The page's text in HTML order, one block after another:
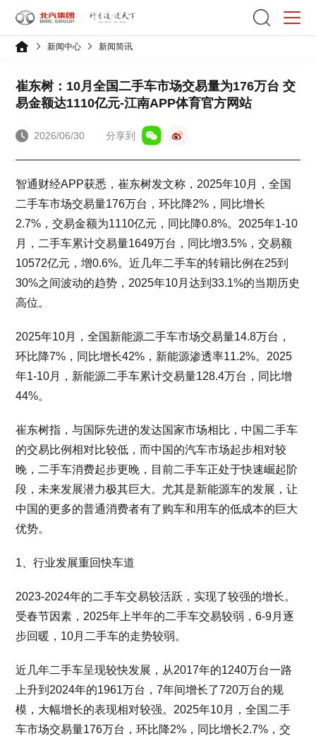
新闻中心 新闻简讯
崔东树：10月全国二手车市场交易量为176万台 交
易金额达1110亿元-江南APP体育官方网站
2026/06/30 分享到
智通财经APP获悉，崔东树发文称，2025年10月，全国
二手车市场交易量176万台，环比降2%，同比增长
2.7%，交易金额为1110亿元，同比降0.8%。2025年1-10
月，二手车累计交易量1649万台，同比增3.5%，交易额
10572亿元，增0.6%。近几年二手车的转籍比例在25到
30%之间波动的趋势，2025年10月达到33.1%的当期历史
高位。
2025年10月，全国新能源二手车市场交易量14.8万台，
环比降7%，同比增长42%，新能源渗透率11.2%。2025
年1-10月，新能源二手车累计交易量128.4万台，同比增
44%。
崔东树指，与国际先进的发达国家市场相比，中国二手车
的交易比例相对比较低，而中国的汽车市场起步相对较
晚，二手车消费起步更晚，目前二手车正处于快速崛起阶
段，未来发展潜力极其巨大。尤其是新能源车的发展，让
中国的更多的普通消费者有了购车和用车的低成本的巨大
优势。
1、行业发展重回快车道
2023-2024年的二手车交易较活跃，实现了较强的增长。
受春节因素，2025年上半年的二手车交易较弱，6-9月逐
步回暖，10月二手车的走势较弱。
近几年二手车呈现较快发展，从2017年的1240万台一路
上升到2024年的1961万台，7年间增长了720万台的规
模，大幅增长的表现相对较强。2025年10月，全国二手
车市场交易量176万台，环比降2%，同比增长2.7%，交